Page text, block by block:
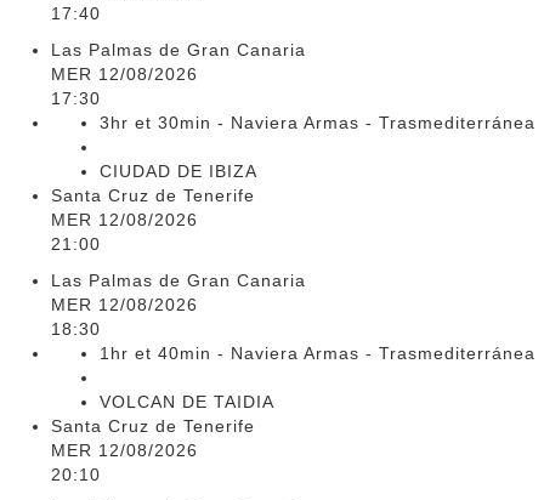
17:40
Las Palmas de Gran Canaria
MER 12/08/2026
17:30
3hr et 30min - Naviera Armas - Trasmediterránea
CIUDAD DE IBIZA
Santa Cruz de Tenerife
MER 12/08/2026
21:00
Las Palmas de Gran Canaria
MER 12/08/2026
18:30
1hr et 40min - Naviera Armas - Trasmediterránea
VOLCAN DE TAIDIA
Santa Cruz de Tenerife
MER 12/08/2026
20:10